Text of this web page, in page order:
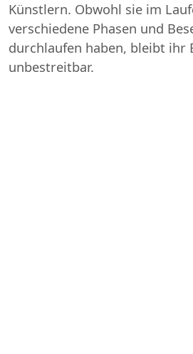
Künstlern. Obwohl sie im
verschiedene Phasen und
durchlaufen haben, bleibt ihr
unbestreitbar.